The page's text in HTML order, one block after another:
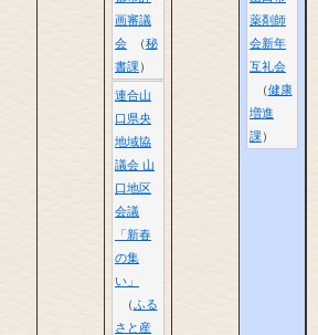
画審議
会
秘
書課
連合山
口県央
地域協
議会 山
口地区
会議
「新春
の集
い」
ふる
さと産
薬剤師
会新年
互礼会
健康
増進
課